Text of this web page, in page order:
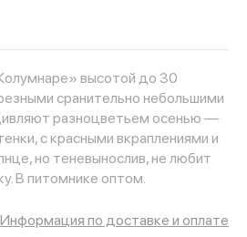
высотой до 30
сранительно небольшими
разноцветьем осенью —
с красными вкраплениями и
но теневынослив, не любит
В питомнике оптом.
Информация по доставке и оплате